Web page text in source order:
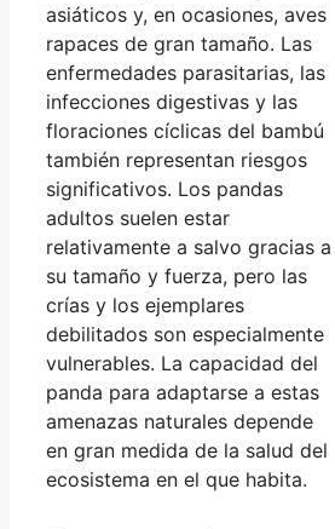
asiáticos y, en ocasiones, aves
rapaces de gran tamaño. Las
enfermedades parasitarias, las
infecciones digestivas y las
floraciones cíclicas del bambú
también representan riesgos
significativos. Los pandas
adultos suelen estar
relativamente a salvo gracias a
su tamaño y fuerza, pero las
crías y los ejemplares
debilitados son especialmente
vulnerables. La capacidad del
panda para adaptarse a estas
amenazas naturales depende
en gran medida de la salud del
ecosistema en el que habita.